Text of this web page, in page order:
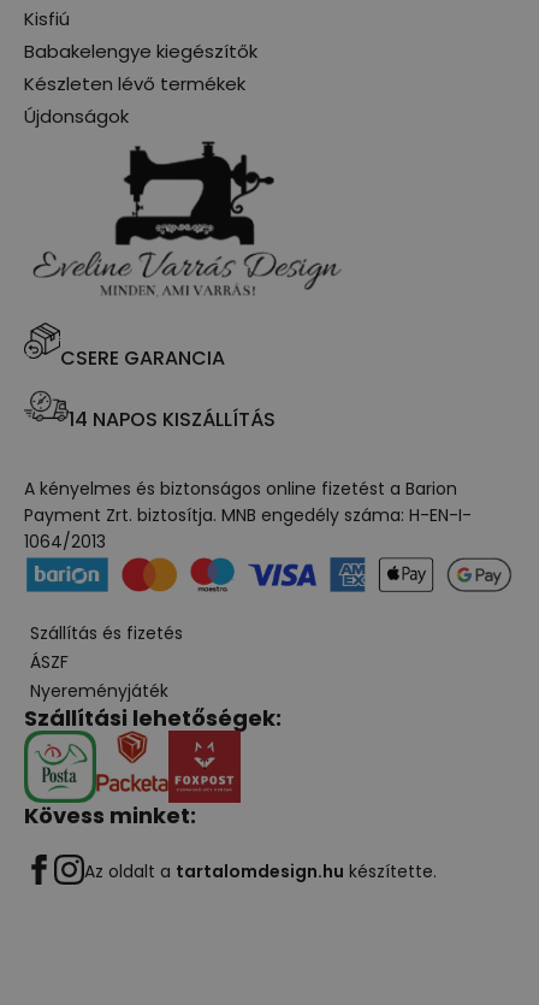
Kisfiú
Babakelengye kiegészítők
Készleten lévő termékek
Újdonságok
CSERE GARANCIA
14 NAPOS KISZÁLLÍTÁS
A kényelmes és biztonságos online fizetést a Barion
Payment Zrt. biztosítja. MNB engedély száma: H-EN-I-
1064/2013
Szállítás és fizetés
ÁSZF
Nyereményjáték
Szállítási lehetőségek:
Kövess minket:
Az oldalt a tartalomdesign.hu készítette.